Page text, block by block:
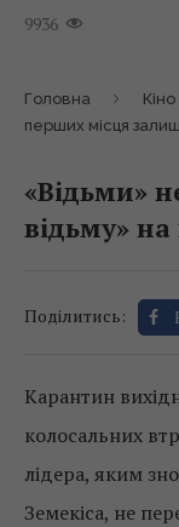
9936
Головна Кіно
перших місця
«Відьми»
відьму»
Поділитись:
Карантин
колосальних
лідера, яким
Земекіса, не